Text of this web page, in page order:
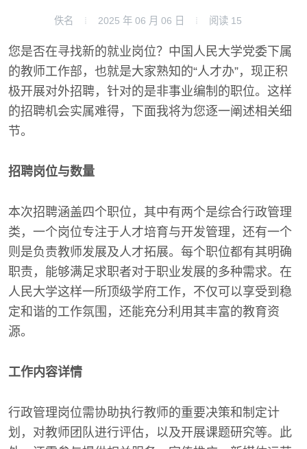
佚名 2025 年 06 月 06 日 阅读 15
您是否在寻找新的就业岗位？中国人民大学党委下属
的教师工作部，也就是大家熟知的“人才办”，现正积
极开展对外招聘，针对的是非事业编制的职位。这样
的招聘机会实属难得，下面我将为您逐一阐述相关细
节。
招聘岗位与数量
本次招聘涵盖四个职位，其中有两个是综合行政管理
类，一个岗位专注于人才培育与开发管理，还有一个
则是负责教师发展及人才拓展。每个职位都有其明确
职责，能够满足求职者对于职业发展的多种需求。在
人民大学这样一所顶级学府工作，不仅可以享受到稳
定和谐的工作氛围，还能充分利用其丰富的教育资
源。
工作内容详情
行政管理岗位需协助执行教师的重要决策和制定计
划，对教师团队进行评估，以及开展课题研究等。此